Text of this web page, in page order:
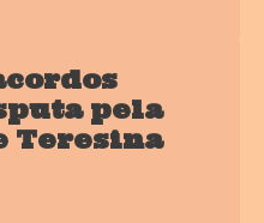
pela
Teresina